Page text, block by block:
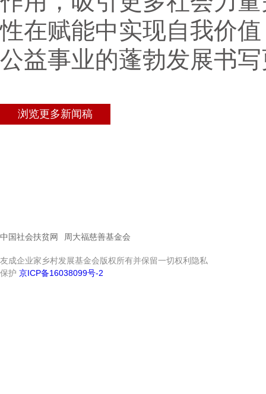
性在赋能中实现自我价
公益事业的蓬勃发展书
浏览更多新闻稿
中国社会扶贫网 周大福慈善基金会
友成企业家乡村发展基金会版权所有并保留一切权利隐私
保护 京ICP备16038099号-2